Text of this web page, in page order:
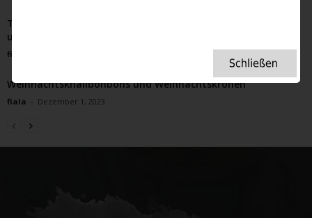
Teekleider erleben gerade ein Revival – romantisch, apart
und very, very British
fiala
Weihnachtsknallbonbons und Weihnachtskronen
fiala - Dezember 1, 2023